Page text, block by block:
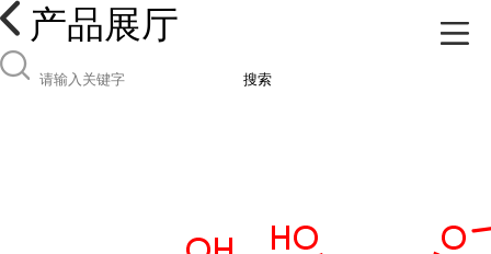
产品展厅
搜索